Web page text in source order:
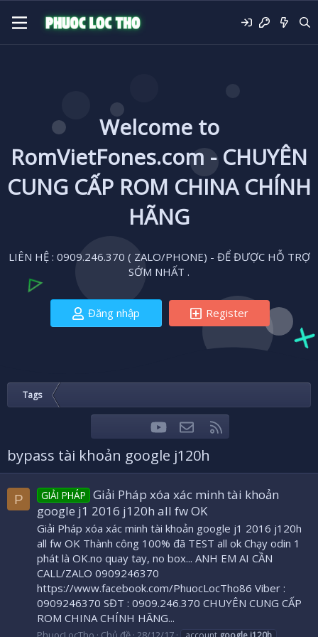
Welcome to
RomVietFones.com - CHUYÊN
CUNG CẤP ROM CHINA CHÍNH
HÃNG
LIÊN HỆ : 0909.246.370 ( ZALO/PHONE) - ĐỂ ĐƯỢC HỖ TRỢ
SỚM NHẤT .
Đăng nhập Register
Tags
FacebookTwitteryoutubeLiên hệ
bypass tài khoản google j120h
P GIẢI PHÁP Giải Pháp xóa xác minh tài khoản
google j1 2016 j120h all fw OK
Giải Pháp xóa xác minh tài khoản google j1 2016 j120h
all fw OK Thành công 100% đã TEST all ok Chạy odin 1
phát là OK.no quay tay, no box... ANH EM AI CẦN
CALL/ZALO 0909246370
https://www.facebook.com/PhuocLocTho86 Viber :
0909246370 SĐT : 0909.246.370 CHUYÊN CUNG CẤP
ROM CHINA CHÍNH HÃNG...